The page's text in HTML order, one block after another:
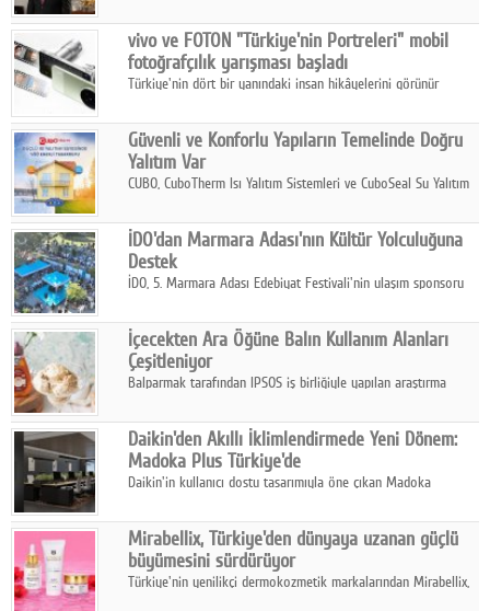
Çelik FAVÖK Marjını %16,1'e yükseltti.
vivo ve FOTON "Türkiye'nin Portreleri" mobil
fotoğrafçılık yarışması başladı
Türkiye'nin dört bir yanındaki insan hikâyelerini görünür
insanını, kültürünü ve yaşamını portre fotoğraflarıyla
anlatmaya davet ediyor.
Güvenli ve Konforlu Yapıların Temelinde Doğru
Yalıtım Var
CUBO, CuboTherm Isı Yalıtım Sistemleri ve CuboSeal Su Yalıtım
ve sürdürülebilir çözümler sunuyor.
İDO'dan Marmara Adası'nın Kültür Yolculuğuna
Destek
İDO, 5. Marmara Adası Edebiyat Festivali'nin ulaşım sponsoru
ettiriyor.
İçecekten Ara Öğüne Balın Kullanım Alanları
Çeşitleniyor
Balparmak tarafından IPSOS iş birliğiyle yapılan araştırma
ıhlamur gibi içeceklerde tercih ettiğini ortaya koyuyor.
Daikin'den Akıllı İklimlendirmede Yeni Dönem:
Madoka Plus Türkiye'de
Daikin'in kullanıcı dostu tasarımıyla öne çıkan Madoka
kontrol ünitesi Madoka Plus Türkiye'de satışa sunuldu.
Mirabellix, Türkiye'den dünyaya uzanan güçlü
büyümesini sürdürüyor
Türkiye'nin yenilikçi dermokozmetik markalarından Mirabellix,